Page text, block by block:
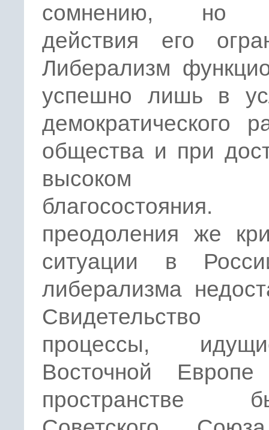
сомнению, но
действия его
Либерализм
успешно лишь в
демократического
общества и при
высоком
преодоления же
ситуации в
либерализма
Свидетельство
процессы,
Восточной
пространстве